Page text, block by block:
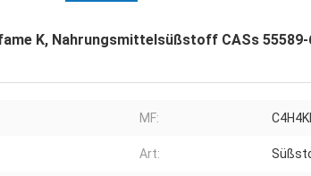
K, Nahrungsmittelsüßstoff CASs 55589-
MF:
Art: